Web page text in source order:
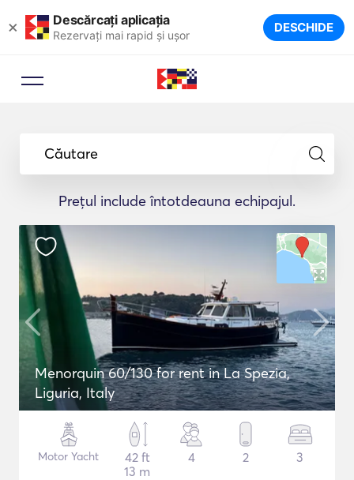
× Descărcați aplicația
Rezervați mai rapid și ușor DESCHIDE
Căutare
Prețul include întotdeauna echipajul.
Menorquin 60/130 for rent in La Spezia,
Liguria, Italy
Motor Yacht
42 ft
13 m
4 2 3